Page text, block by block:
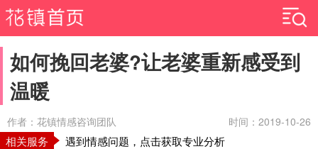
如何挽回老婆?让老婆重新感受到
温暖
作者：花镇情感咨询团队 时间：2019-10-26
相关服务 遇到情感问题，点击获取专业分析